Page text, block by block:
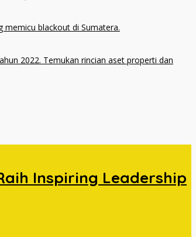
Inspiring Leadership